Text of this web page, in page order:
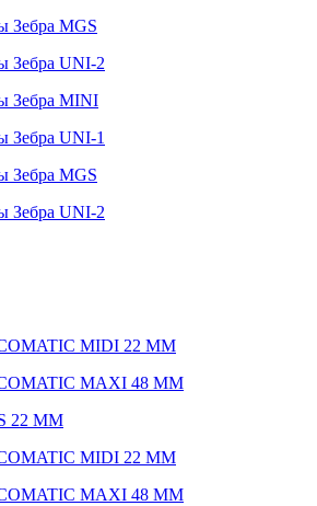
Зебра MGS
Зебра UNI-2
Зебра MINI
Зебра UNI-1
Зебра MGS
Зебра UNI-2
MIDI 22 ММ
MAXI 48 ММ
22 ММ
MIDI 22 ММ
MAXI 48 ММ